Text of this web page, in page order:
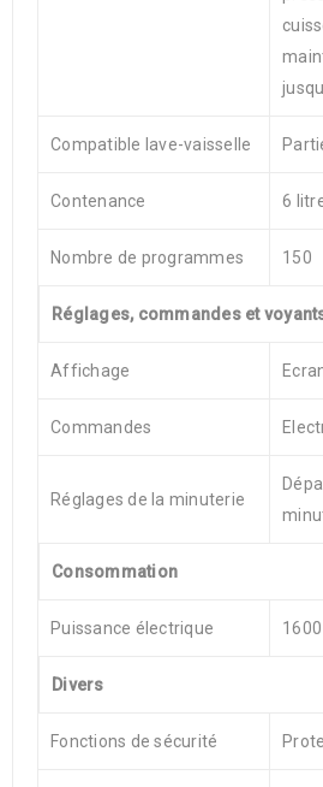
Compatible lave-vaisselle
Contenance 6
Nombre de programmes 150
Réglages, commandes et
Affichage
Commandes
Réglages de la minuterie
Consommation
Puissance électrique
Divers
Fonctions de sécurité